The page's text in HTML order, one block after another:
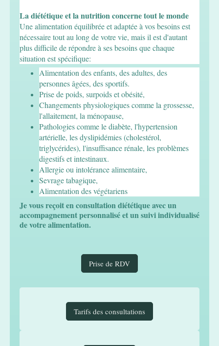
La diététique et la nutrition concerne tout le monde
Une alimentation équilibrée et adaptée à vos besoins est
nécessaire tout au long de votre vie, mais il est d'autant
plus difficile de répondre à ses besoins que chaque
situation est spécifique:
Alimentation des enfants, des adultes, des
personnes âgées, des sportifs.
Prise de poids, surpoids et obésité,
Changements physiologiques comme la grossesse,
l'allaitement, la ménopause,
Pathologies comme le diabète, l'hypertension
artérielle, les dyslipidémies (cholestérol,
triglycérides), l'insuffisance rénale, les problèmes
digestifs et intestinaux.
Allergie ou intolérance alimentaire,
Sevrage tabagique,
Alimentation des végétariens
Je vous reçoit en consultation diététique avec un
accompagnement personnalisé et un suivi individualisé
de votre alimentation.
Prise de RDV
Tarifs des consultations